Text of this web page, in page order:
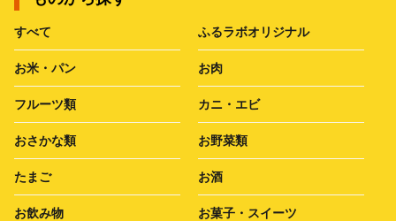
すべて ふるラボオリジナル
お米・パン お肉
フルーツ類 カニ・エビ
おさかな類 お野菜類
たまご お酒
お飲み物 お菓子・スイーツ